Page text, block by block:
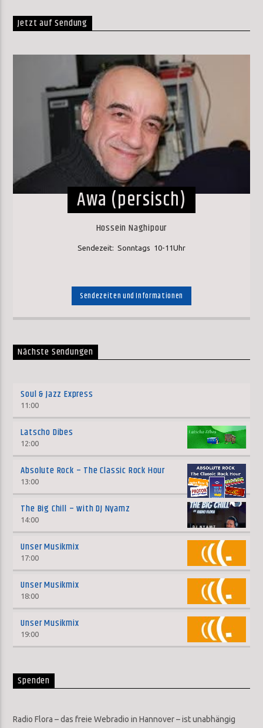
Jetzt auf Sendung
Awa (persisch)
Hossein Naghipour
Sendezeit: Sonntags 10-11Uhr
Sendezeiten und Informationen
Nächste Sendungen
Soul & Jazz Express
11:00
Latscho Dibes
12:00
Absolute Rock – The Classic Rock Hour
13:00
The Big Chill – with DJ Nyamz
14:00
Unser Musikmix
17:00
Unser Musikmix
18:00
Unser Musikmix
19:00
Spenden
Radio Flora – das freie Webradio in Hannover – ist unabhängig